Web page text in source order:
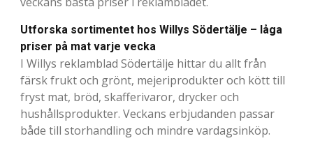
Utforska sortimentet hos Willys Södertälje – låga
priser på mat varje vecka
I Willys reklamblad Södertälje hittar du allt från
färsk frukt och grönt, mejeriprodukter och kött till
fryst mat, bröd, skafferivaror, drycker och
hushållsprodukter. Veckans erbjudanden passar
både till storhandling och mindre vardagsinköp.